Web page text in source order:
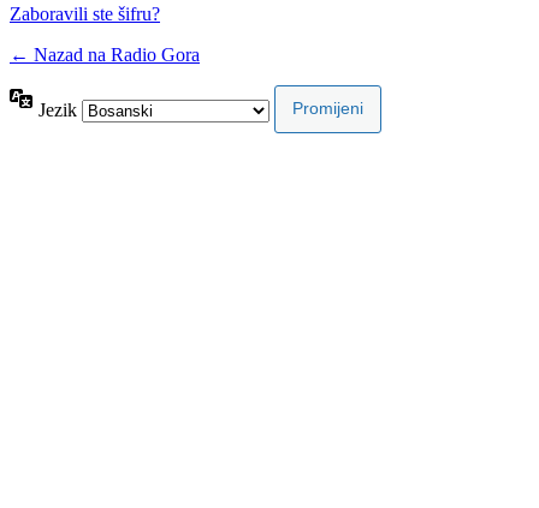
Zaboravili ste šifru?
← Nazad na Radio Gora
Jezik